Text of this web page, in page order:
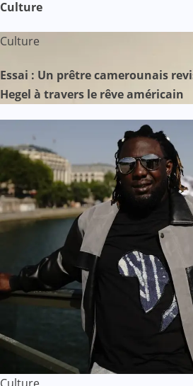
Culture
Culture
Essai : Un prêtre camerounais
Hegel à travers le rêve américain